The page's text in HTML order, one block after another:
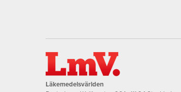
Läkemedelsvärlden